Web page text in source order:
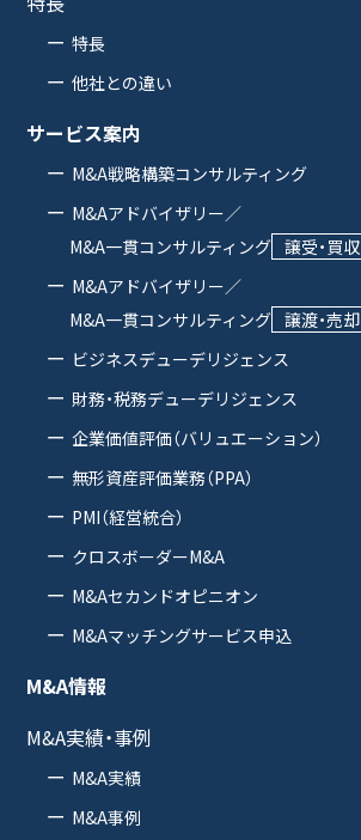
特長
他社との違い
サービス案内
M&A戦略構築コンサルティング
M&Aアドバイザリー／
M&A一貫コンサルティング 譲受・買収
M&Aアドバイザリー／
M&A一貫コンサルティング 譲渡・売却
ビジネスデューデリジェンス
財務・税務デューデリジェンス
企業価値評価（バリュエーション）
無形資産評価業務（PPA）
PMI（経営統合）
クロスボーダーM&A
M&Aセカンドオピニオン
M&Aマッチングサービス申込
M&A情報
M&A実績・事例
M&A実績
M&A事例